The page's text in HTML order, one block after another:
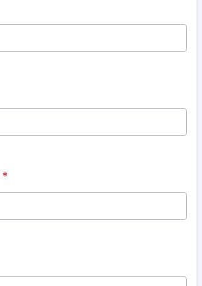
*